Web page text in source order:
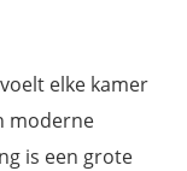
elke kamer
moderne
is een grote